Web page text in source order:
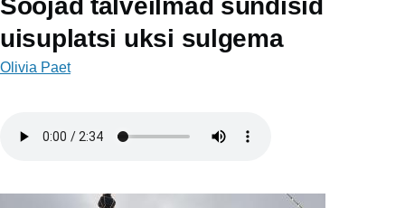
Soojad talveilmad sundisid
uisuplatsi uksi sulgema
Olivia Paet